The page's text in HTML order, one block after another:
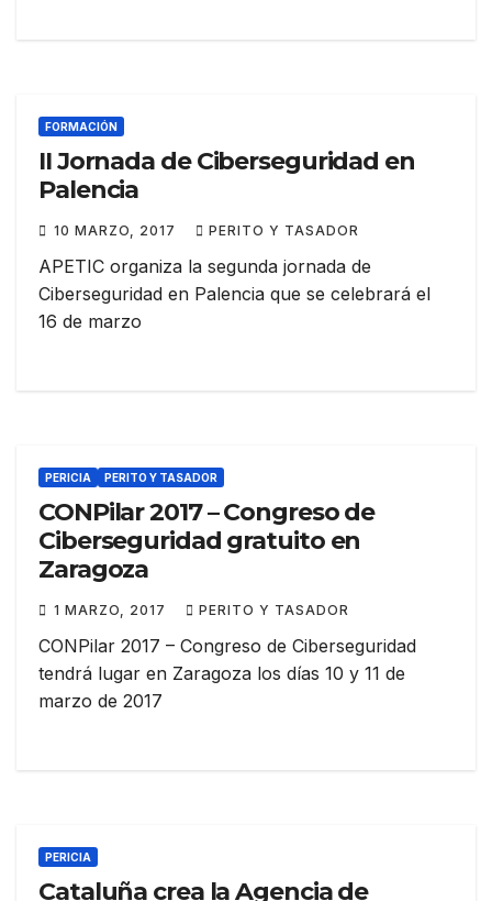
FORMACIÓN
II Jornada de Ciberseguridad en
Palencia
10 MARZO, 2017 PERITO Y TASADOR
APETIC organiza la segunda jornada de
Ciberseguridad en Palencia que se celebrará el
16 de marzo
PERICIA PERITO Y TASADOR
CONPilar 2017 – Congreso de
Ciberseguridad gratuito en
Zaragoza
1 MARZO, 2017 PERITO Y TASADOR
CONPilar 2017 – Congreso de Ciberseguridad
tendrá lugar en Zaragoza los días 10 y 11 de
marzo de 2017
PERICIA
Cataluña crea la Agencia de